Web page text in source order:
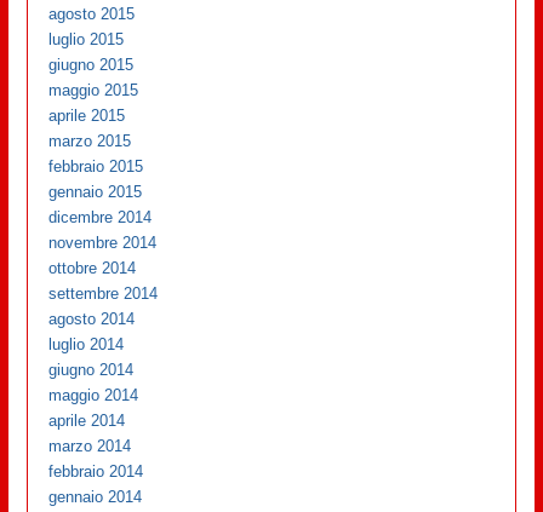
agosto 2015
luglio 2015
giugno 2015
maggio 2015
aprile 2015
marzo 2015
febbraio 2015
gennaio 2015
dicembre 2014
novembre 2014
ottobre 2014
settembre 2014
agosto 2014
luglio 2014
giugno 2014
maggio 2014
aprile 2014
marzo 2014
febbraio 2014
gennaio 2014